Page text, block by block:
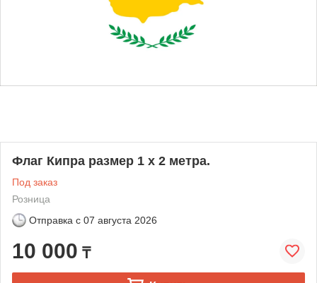
Флаг Кипра размер 1 х 2 метра.
Под заказ
Розница
Отправка с 07 августа 2026
10 000 ₸